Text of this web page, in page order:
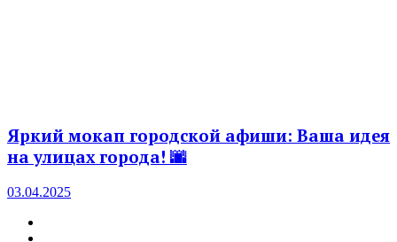
Яркий мокап городской афиши: Ваша идея
на улицах города! 🌆
03.04.2025